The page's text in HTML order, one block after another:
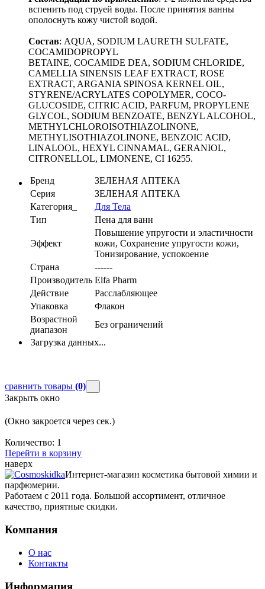
вспенить под струей воды. После принятия ванны
ополоснуть кожу чистой водой.
Состав: AQUA, SODIUM LAURETH SULFATE,
COCAMIDOPROPYL
BETAINE, COCAMIDE DEA, SODIUM CHLORIDE,
CAMELLIA SINENSIS LEAF EXTRACT, ROSE
EXTRACT, ARGANIA SPINOSA KERNEL OIL,
STYRENE/ACRYLATES COPOLYMER, COCO-
GLUCOSIDE, CITRIC ACID, PARFUM, PROPYLENE
GLYCOL, SODIUM BENZOATE, BENZYL ALCOHOL,
METHYLCHLOROISOTHIAZOLINONE,
METHYLISOTHIAZOLINONE, BENZOIC ACID,
LINALOOL, HEXYL CINNAMAL, GERANIOL,
CITRONELLOL, LIMONENE, CI 16255.
Бренд
ЗЕЛЕНАЯ АПТЕКА
Серия
ЗЕЛЕНАЯ АПТЕКА
Категория_
Для Тела
Тип
Пена для ванн
Эффект
Повышение упругости и эластичности
кожи, Сохранение упругости кожи,
Тонизирование, успокоение
Страна
------
Производитель Elfa Pharm
Действие
Расслабляющее
Упаковка
Флакон
Возрастной
диапазон
Без ограничений
Загрузка данных...
сравнить товары (0)
Закрыть окно
(Окно закроется через сек.)
Количество: 1
Перейти в корзину
наверх
Интернет-магазин косметика бытовой химии и
парфюмерии.
Работаем с 2011 года. Большой ассортимент, отличное
качество, приятные скидки.
Компания
О нас
Контакты
Информация